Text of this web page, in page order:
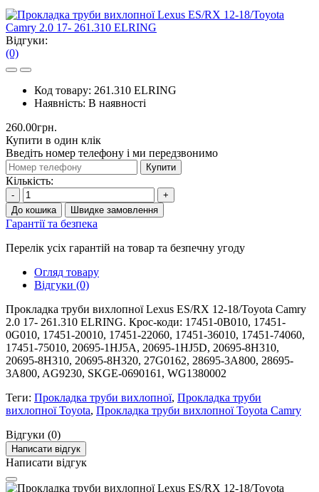
Відгуки:
(0)
Код товару: 261.310 ELRING
Наявність: В наявності
260.00грн.
Купити в один клік
Введіть номер телефону і ми передзвонимо
Купити
Кількість:
-
+
До кошика
Швидке замовлення
Гарантії та безпека
Перелік усіх гарантій на товар та безпечну угоду
Огляд товару
Відгуки (0)
Прокладка труби вихлопної Lexus ES/RX 12-18/Toyota Camry
2.0 17- 261.310 ELRING. Крос-коди: 17451-0B010, 17451-
0G010, 17451-20010, 17451-22060, 17451-36010, 17451-74060,
17451-75010, 20695-1HJ5A, 20695-1HJ5D, 20695-8H310,
20695-8H310, 20695-8H320, 27G0162, 28695-3A800, 28695-
3A800, AG9230, SKGE-0690161, WG1380002
Теги: Прокладка труби вихлопної, Прокладка труби
вихлопної Toyota, Прокладка труби вихлопної Toyota Camry
Відгуки (0)
Написати відгук
Написати відгук